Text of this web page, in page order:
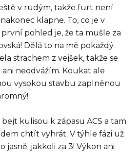
v rudým, takže furt není
klapne. To, co je v
pohled je, že ta mušle za
Dělá to na mě pokaždý
strachem z vejšek, takže se
neodvážím. Koukat ale
vysokou stavbu zaplněnou
kulisou k zápasu ACS a tam
chtít vyhrát. V týhle fázi už
jasně: jakkoli za 3! Výkon ani